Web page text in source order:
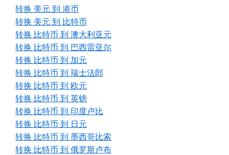
转换 美元 到 港币
转换 美元 到 比特币
转换 比特币 到 澳大利亚元
转换 比特币 到 巴西雷亚尔
转换 比特币 到 加元
转换 比特币 到 瑞士法郎
转换 比特币 到 欧元
转换 比特币 到 英镑
转换 比特币 到 印度卢比
转换 比特币 到 日元
转换 比特币 到 墨西哥比索
转换 比特币 到 俄罗斯卢布